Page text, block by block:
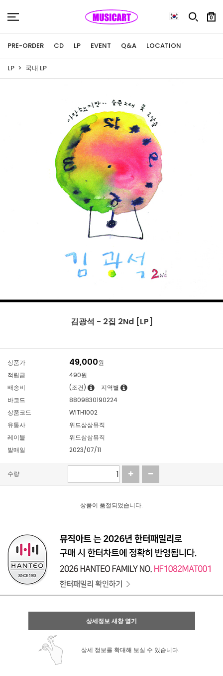
0
PRE-ORDER CD LP EVENT Q&A LOCATION
LP 국내 LP
김광석 - 2집 2Nd [LP]
상품가 49,000원
적립금
490원
배송비
(조건)
지역별
바코드
8809830190224
상품코드
WITH1002
유통사
위드삼삼뮤직
레이블
위드삼삼뮤직
발매일
2023/07/11
수량
상품이 품절되었습니다.
상세정보 새창 열기
상세 정보를 확대해 보실 수 있습니다.